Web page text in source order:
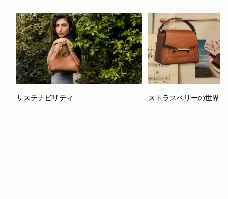
サステナビリティ ストラスベリーの世界